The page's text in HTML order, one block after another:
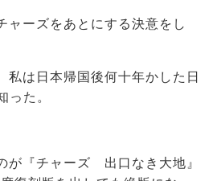
ャーズをあとにする決意をし
私は日本帰国後何十年かした日
った。
が『チャーズ 出口なき大地』